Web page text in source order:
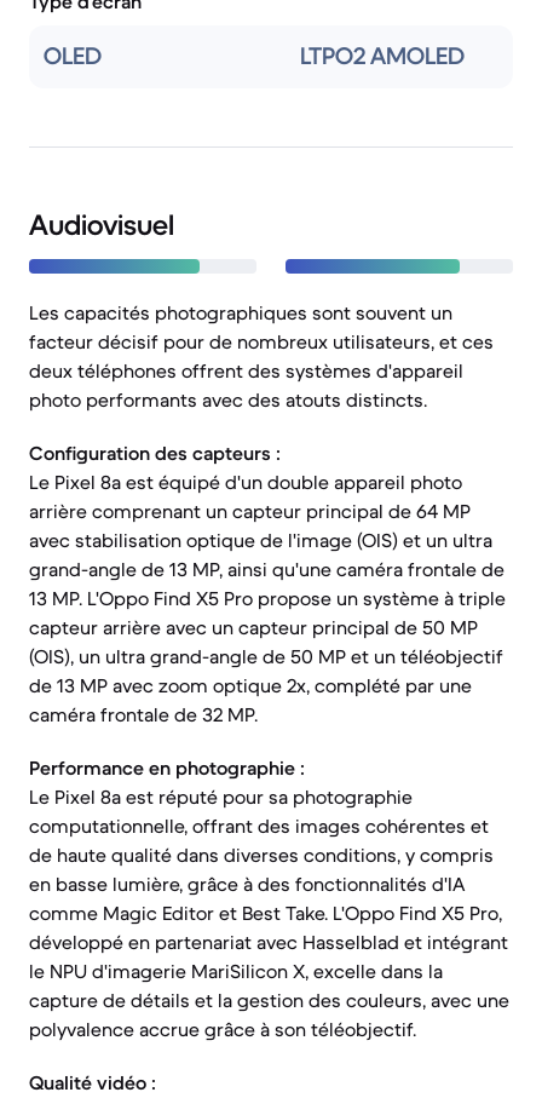
OLED LTPO2 AMOLED
Audiovisuel
Les capacités photographiques sont souvent un
facteur décisif pour de nombreux utilisateurs, et ces
deux téléphones offrent des systèmes d'appareil
photo performants avec des atouts distincts.
Configuration des capteurs :
Le Pixel 8a est équipé d'un double appareil photo
arrière comprenant un capteur principal de 64 MP
avec stabilisation optique de l'image (OIS) et un ultra
grand-angle de 13 MP, ainsi qu'une caméra frontale de
13 MP. L'Oppo Find X5 Pro propose un système à triple
capteur arrière avec un capteur principal de 50 MP
(OIS), un ultra grand-angle de 50 MP et un téléobjectif
de 13 MP avec zoom optique 2x, complété par une
caméra frontale de 32 MP.
Performance en photographie :
Le Pixel 8a est réputé pour sa photographie
computationnelle, offrant des images cohérentes et
de haute qualité dans diverses conditions, y compris
en basse lumière, grâce à des fonctionnalités d'IA
comme Magic Editor et Best Take. L'Oppo Find X5 Pro,
développé en partenariat avec Hasselblad et intégrant
le NPU d'imagerie MariSilicon X, excelle dans la
capture de détails et la gestion des couleurs, avec une
polyvalence accrue grâce à son téléobjectif.
Qualité vidéo :